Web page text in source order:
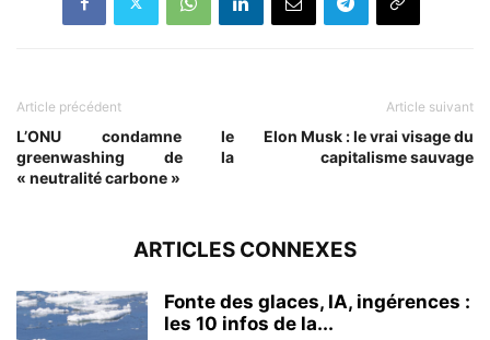
Article précédent
L’ONU condamne le
greenwashing de la
« neutralité carbone »
Article suivant
Elon Musk : le vrai visage du
capitalisme sauvage
ARTICLES CONNEXES
Fonte des glaces, IA, ingérences :
les 10 infos de la...